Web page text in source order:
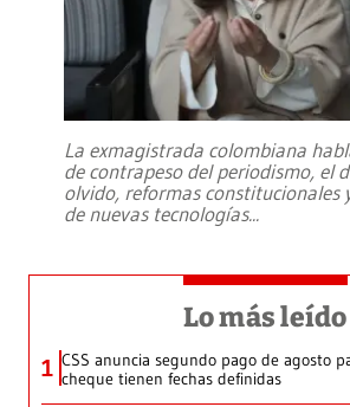
La exmagistrada colombiana
de contrapeso del periodismo, el
olvido, reformas constitucionales
de nuevas tecnologías...
Lo más leído
1 CSS anuncia segundo pago de agosto
cheque tienen fechas definidas